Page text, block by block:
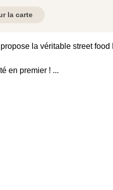
la carte
la véritable street
en premier ! ...